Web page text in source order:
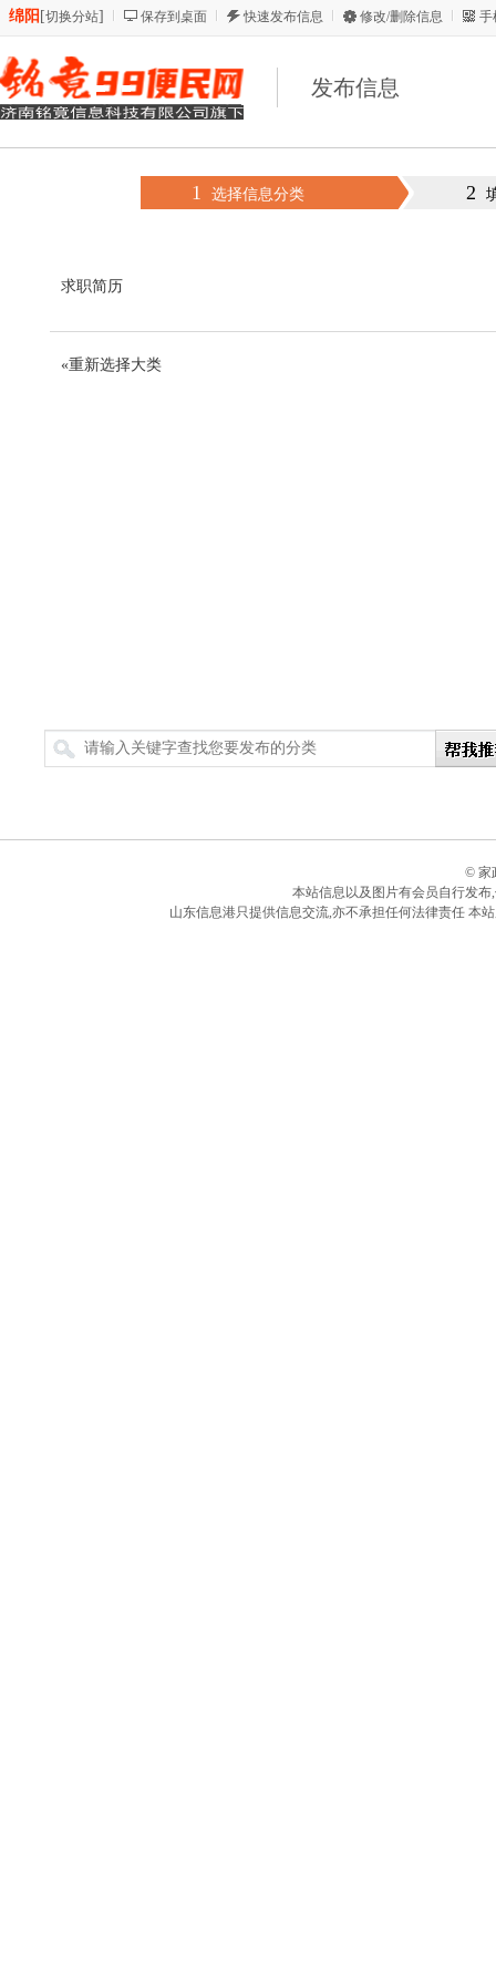
绵阳 [切换分站] 保存到桌面 快速发布信息 修改/删除信息 手
发布信息
1 选择信息分类 2
求职简历
«重新选择大类
搜索
© 家
本站信息以及图片有会员自行发
山东信息港只提供信息交流,亦不承担任何法律责任 本